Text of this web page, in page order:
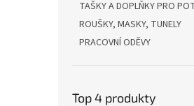
TAŠKY A DOPLŇKY PRO
ROUŠKY, MASKY, TUNELY
PRACOVNÍ ODĚVY
Top 4 produkty